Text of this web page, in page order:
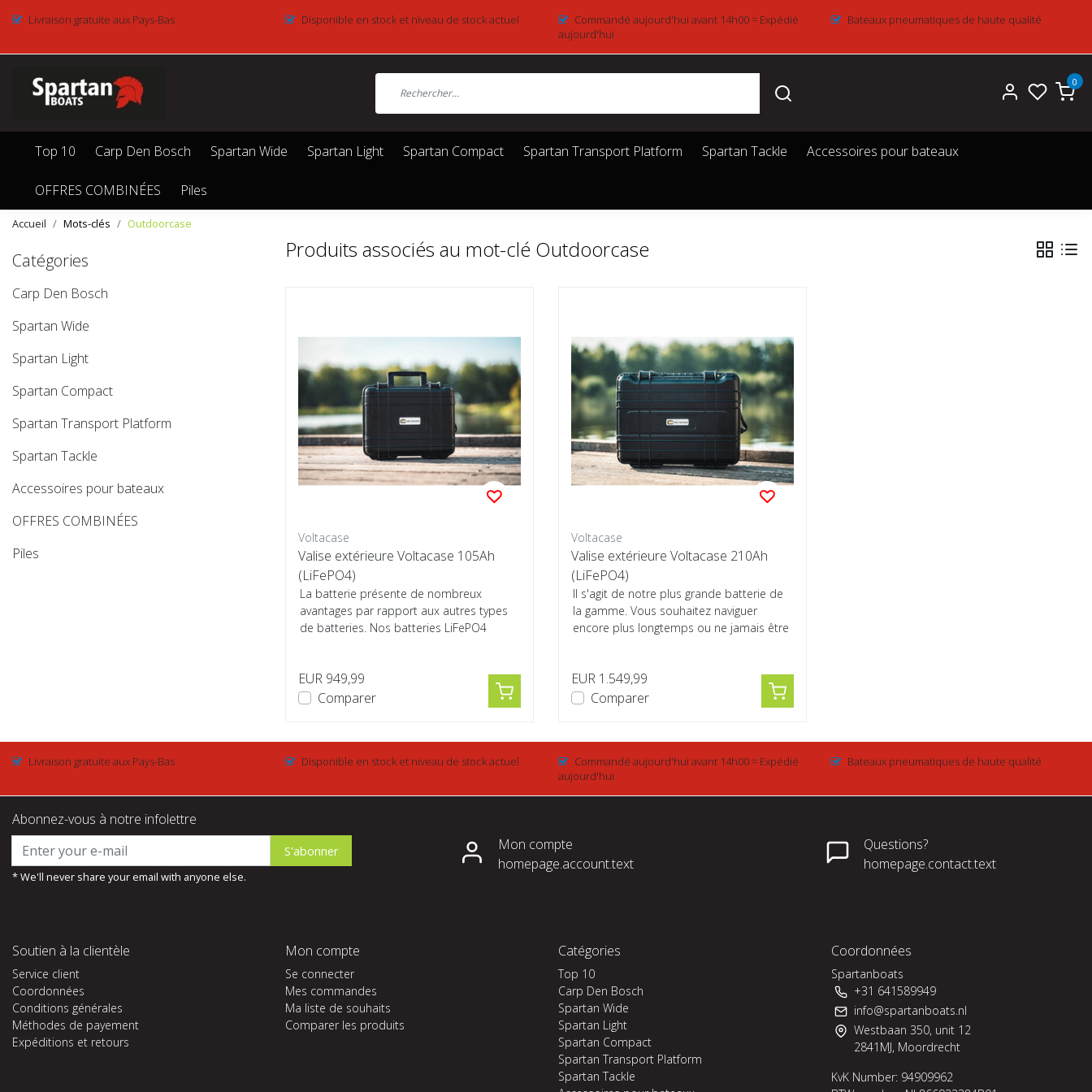
Livraison gratuite aux Pays-Bas Disponible en stock et niveau de stock actuel
Commandé aujourd'hui avant 14h00 = Expédié
aujourd'hui
Bateaux pneumatiques de haute qualité
0
Top 10 Carp Den Bosch Spartan Wide Spartan Light Spartan Compact Spartan Transport Platform Spartan Tackle Accessoires pour bateaux
OFFRES COMBINÉES Piles
Accueil Mots-clés Outdoorcase
Catégories
Carp Den Bosch
Spartan Wide
Spartan Light
Spartan Compact
Spartan Transport Platform
Spartan Tackle
Accessoires pour bateaux
OFFRES COMBINÉES
Piles
Produits associés au mot-clé Outdoorcase
Voltacase
Valise extérieure Voltacase 105Ah
(LiFePO4)
La batterie présente de nombreux
avantages par rapport aux autres types
de batteries. Nos batteries LiFePO4
EUR 949,99
Comparer
Voltacase
Valise extérieure Voltacase 210Ah
(LiFePO4)
Il s'agit de notre plus grande batterie de
la gamme. Vous souhaitez naviguer
encore plus longtemps ou ne jamais être
EUR 1.549,99
Comparer
Livraison gratuite aux Pays-Bas Disponible en stock et niveau de stock actuel
Commandé aujourd'hui avant 14h00 = Expédié
aujourd'hui
Bateaux pneumatiques de haute qualité
Abonnez-vous à notre infolettre
S'abonner
* We'll never share your email with anyone else.
Mon compte
homepage.account.text
Questions?
homepage.contact.text
Soutien à la clientèle
Service client
Coordonnées
Conditions générales
Méthodes de payement
Expéditions et retours
Mon compte
Se connecter
Mes commandes
Ma liste de souhaits
Comparer les produits
Catégories
Top 10
Carp Den Bosch
Spartan Wide
Spartan Light
Spartan Compact
Spartan Transport Platform
Spartan Tackle
Coordonnées
Spartanboats
+31 641589949
info@spartanboats.nl
Westbaan 350, unit 12
2841MJ, Moordrecht
KvK Number: 94909962